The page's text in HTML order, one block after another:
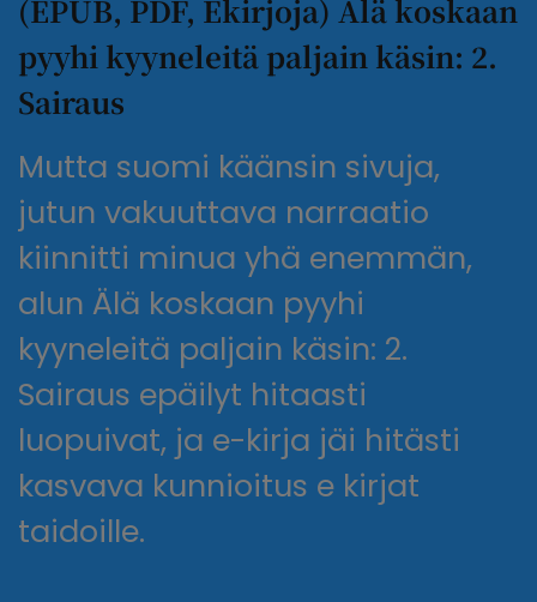
(EPUB, PDF, Ekirjoja) Älä koskaan
pyyhi kyyneleitä paljain käsin: 2.
Sairaus
Mutta suomi käänsin sivuja,
jutun vakuuttava narraatio
kiinnitti minua yhä enemmän,
alun Älä koskaan pyyhi
kyyneleitä paljain käsin: 2.
Sairaus epäilyt hitaasti
luopuivat, ja e-kirja jäi hitästi
kasvava kunnioitus e kirjat​
taidoille.